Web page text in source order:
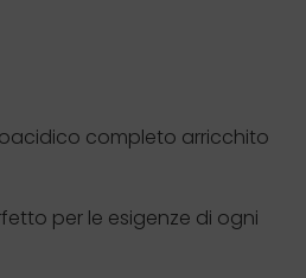
completo arricchito
per le esigenze di ogni